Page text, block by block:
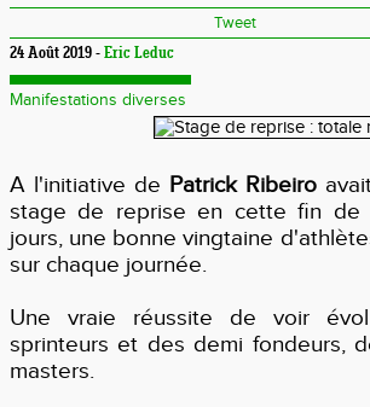
Tweet
24 Août 2019 - Eric Leduc
Manifestations diverses
A l'initiative de Patrick Ribeiro
stage de reprise en cette fin de
jours, une bonne vingtaine
sur chaque journée.
Une vraie réussite de voir
sprinteurs et des demi fondeurs,
masters.